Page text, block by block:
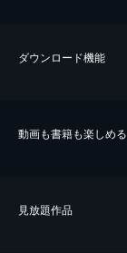
ダウンロード機能
動画も書籍も楽しめる
⾒放題作品